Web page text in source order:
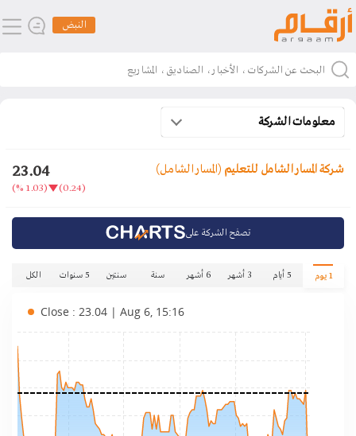
النبض
معلومات الشركة
شركة المسار الشامل للتعليم (المسار الشامل) 23.04
(0.24)
(1.03 %)
تصفح الشركة على
1 يوم 5 أيام 3 أشهر 6 أشهر سنة سنتين 5 سنوات الكل
Close : 23.04 | Aug 6, 15:16